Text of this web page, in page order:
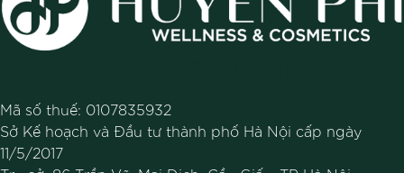
Mã số thuế: 0107835932
Sở Kế hoạch và Đầu tư thành phố Hà Nội cấp ngày
11/5/2017